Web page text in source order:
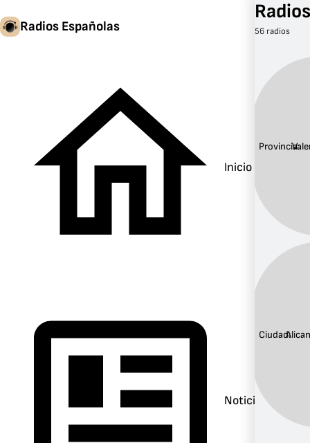
Radios Españolas
Inicio
Noticias
56 radios
Provincia:
Ciudad: